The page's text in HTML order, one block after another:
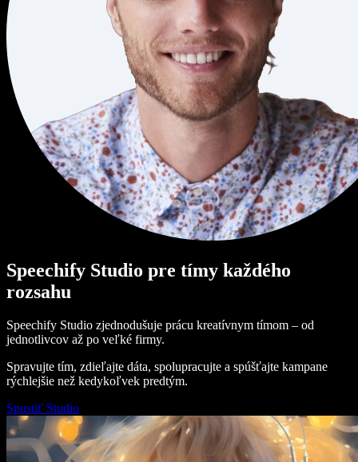
Speechify Studio pre tímy každého
rozsahu
Speechify Studio zjednodušuje prácu kreatívnym tímom – od
jednotlivcov až po veľké firmy.
Spravujte tím, zdieľajte dáta, spolupracujte a spúšťajte kampane
rýchlejšie než kedykoľvek predtým.
Spustiť Studio